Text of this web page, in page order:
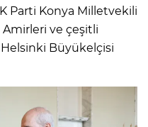
Parti Konya Milletvekili
Amirleri ve çeşitli
Büyükelçisi